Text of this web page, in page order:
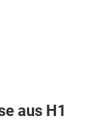
aus H1